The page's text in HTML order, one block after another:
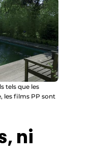
tels que les
les films PP sont
ni